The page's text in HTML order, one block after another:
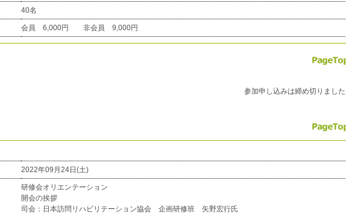
40名
会員 6,000円 非会員 9,000円
参加申し込みは締め切りまし
2022年09月24日(土)
研修会オリエンテーション
開会の挨拶
司会：日本訪問リハビリテーション協会 企画研修班 矢野宏行氏